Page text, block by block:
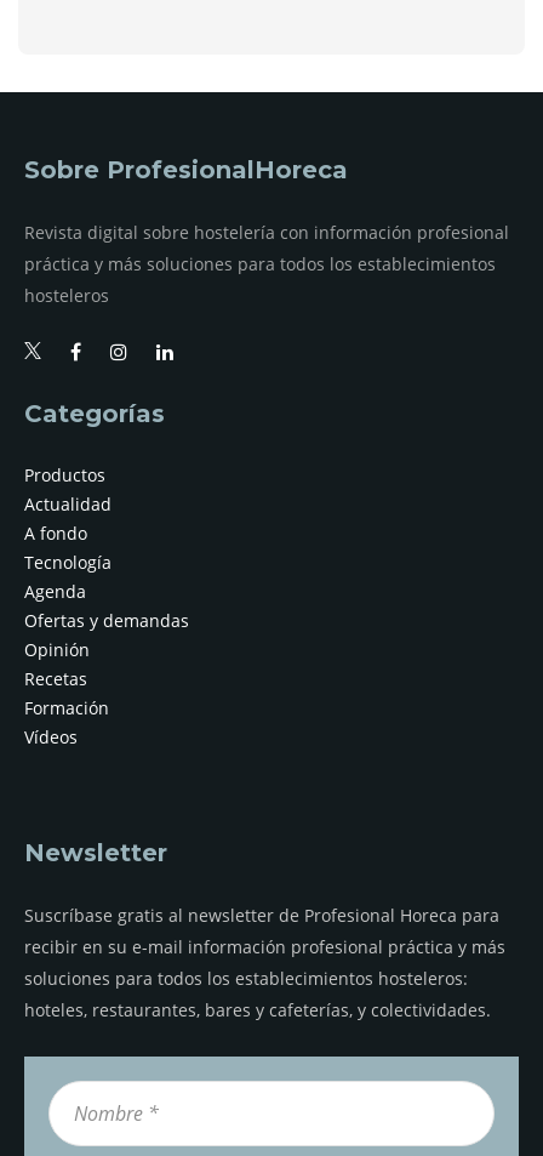
Sobre ProfesionalHoreca
Revista digital sobre hostelería con información profesional
práctica y más soluciones para todos los establecimientos
hosteleros
Categorías
Productos
Actualidad
A fondo
Tecnología
Agenda
Ofertas y demandas
Opinión
Recetas
Formación
Vídeos
Newsletter
Suscríbase gratis al newsletter de Profesional Horeca para
recibir en su e-mail información profesional práctica y más
soluciones para todos los establecimientos hosteleros:
hoteles, restaurantes, bares y cafeterías, y colectividades.